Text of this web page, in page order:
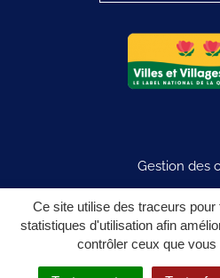
Ce site utilise des traceurs pour
statistiques d'utilisation afin
contrôler ceux que
Gestion des
Plan du
Mentions